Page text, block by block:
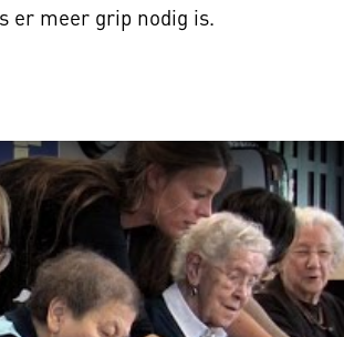
er meer grip nodig is.